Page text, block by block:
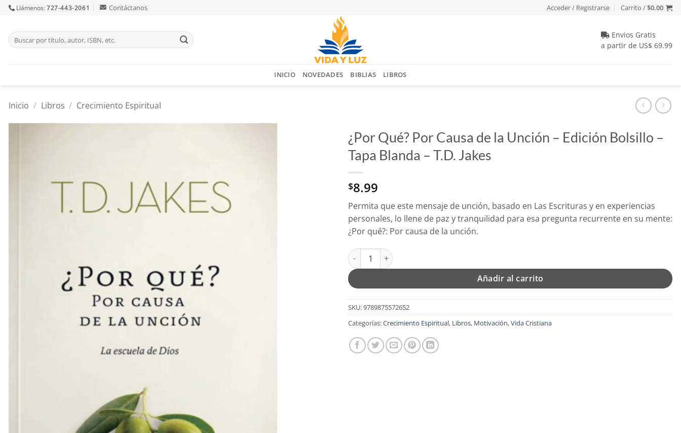
Skip
content
Llámenos:727-443-2061 Contáctanos Acceder / Registrarse Carrito /$0.00
Buscar
por:
Envios Gratis
a partir de US$ 69.99
INICIO NOVEDADES BIBLIAS LIBROS
Inicio / Libros / Crecimiento Espiritual
¿Por Qué? Por Causa de la Unción – Edición Bolsillo –
Tapa Blanda – T.D. Jakes
$8.99
Permita que este mensaje de unción, basado en Las Escrituras y en experiencias
personales, lo llene de paz y tranquilidad para esa pregunta recurrente en su mente:
¿Por qué?: Por causa de la unción.
¿Por Qué? Por Causa de la Unción - Edición Bolsillo - Tapa Blanda - T.D. Jakes cantidad
Añadir al carrito
SKU:9789875572652
Categorías:Crecimiento Espiritual, Libros, Motivación,Vida Cristiana